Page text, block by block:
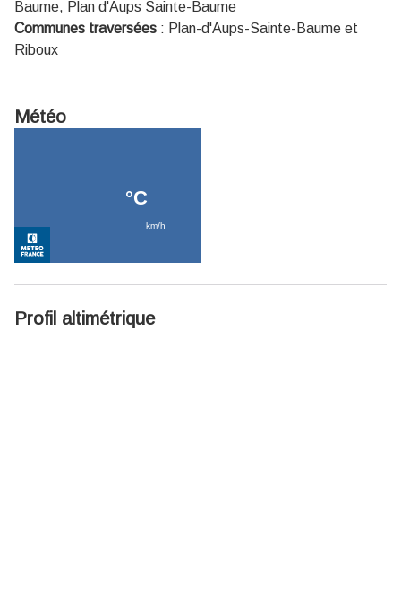
Baume, Plan d'Aups Sainte-Baume
Communes traversées : Plan-d'Aups-Sainte-Baume et
Riboux
Météo
Profil altimétrique